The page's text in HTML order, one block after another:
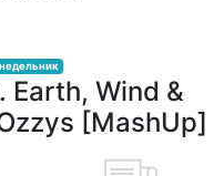
Earth, Wind &
[MashUp]